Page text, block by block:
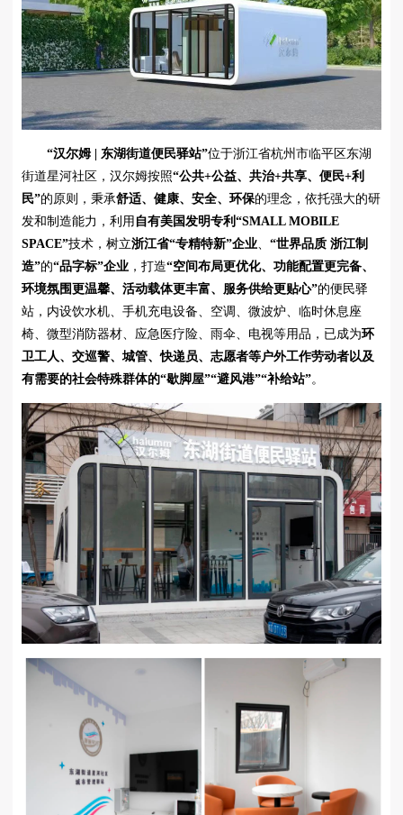
“汉尔姆 | 东湖街道便民驿站”位于浙江省杭州市临平区东湖
街道星河社区，汉尔姆按照“公共+公益、共治+共享、便民+利
民”的原则，秉承舒适、健康、安全、环保的理念，依托强大的研
发和制造能力，利用 自有美国发明专利“SMALL MOBILE
SPACE”技术，树立浙江省“专精特新”企业、 “世界品质 浙江制
造”的“品字标”企业 ，打造“空间布局更优化、功能配置更完备、
环境氛围更温馨、活动载体更丰富、服务供给更贴心”的便民驿
站，内设饮水机、手机充电设备、空调、微波炉、临时休息座
椅、微型消防器材、应急医疗险、雨伞、电视等用品，已成为环
卫工人、交巡警、城管、快递员、志愿者等户外工作劳动者以及
有需要的社会特殊群体的“歇脚屋”“避风港”“补给站”。